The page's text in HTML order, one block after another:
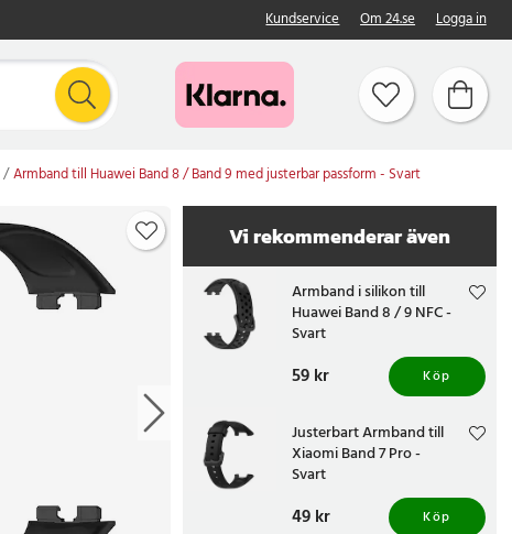
Kundservice Om 24.se Logga in
Armband till Huawei Band 8 / Band 9 med justerbar passform - Svart
Vi rekommenderar även
Armband i silikon till
Huawei Band 8 / 9 NFC -
Svart
Pris:59 kr
59 kr Köp
Justerbart Armband till
Xiaomi Band 7 Pro -
Svart
Pris:49 kr
49 kr Köp